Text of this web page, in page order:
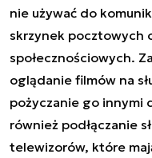
nie używać do
skrzynek pocztowych
społecznościowych.
oglądanie filmów na
pożyczanie go innymi
również podłączanie
telewizorów, które